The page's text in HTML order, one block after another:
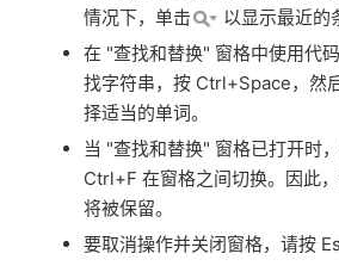
情况下，单击
以显示最近的
在 "查找和替换" 窗格中使用代
找字符串，按 Ctrl+Space，然
择适当的单词。
当 "查找和替换" 窗格已打开时
Ctrl+F 在窗格之间切换。因此
将被保留。
要取消操作并关闭窗格，请按